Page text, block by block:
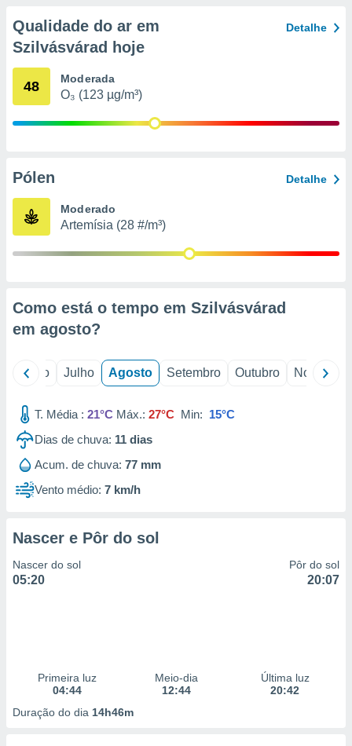
através
estudos
Qualidade do ar em
Szilvásvárad hoje
Detalhe
48 Moderada
O₃ (123 µg/m³)
Pólen Detalhe
Moderado
Artemísia (28 #/m³)
Como está o tempo em Szilvásvárad
em agosto?
Junho Julho Agosto Setembro Outubro Novembro
T. Média : 21°C Máx.: 27°C Min: 15°C
Dias de chuva: 11 dias
Acum. de chuva: 77 mm
Vento médio: 7 km/h
Nascer e Pôr do sol
Nascer do sol
05:20
Pôr do sol
20:07
Primeira luz
04:44
Meio-dia
12:44
Última luz
20:42
Duração do dia 14h46m